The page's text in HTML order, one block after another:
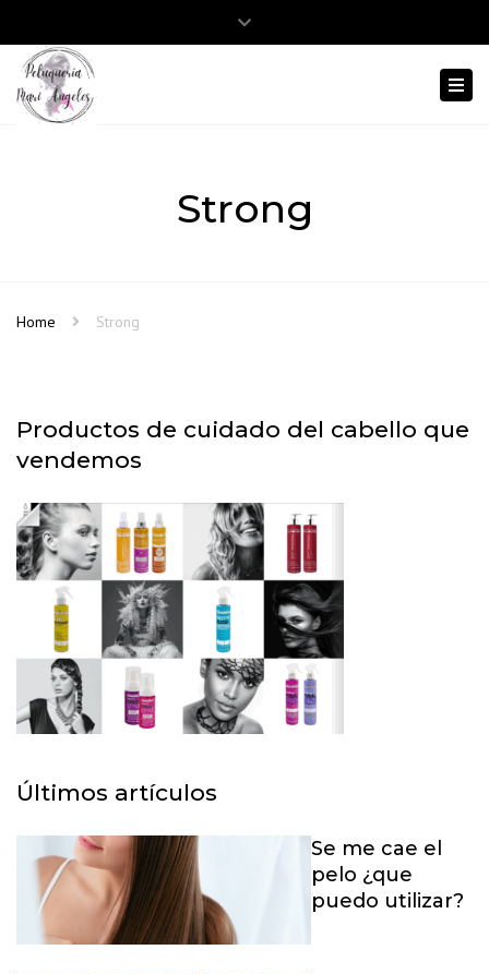
Abrir barra de herramientas
Close
Strong
Home Strong
Productos de cuidado del cabello que
vendemos
Últimos artículos
Se me cae el
pelo ¿que
puedo utilizar?